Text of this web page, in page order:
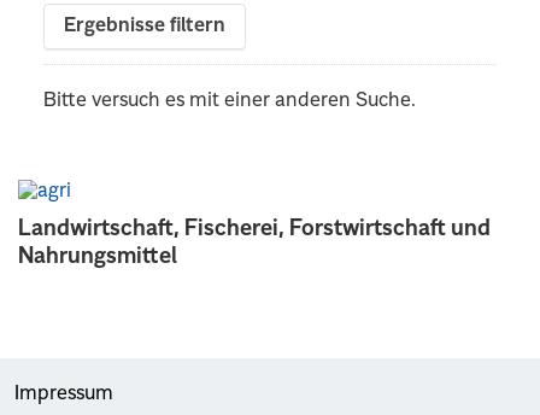
Landwirtschaft, Fischerei, Forstwirtschaft und
Nahrungsmittel
Ergebnisse filtern
Bitte versuch es mit einer anderen Suche.
Impressum